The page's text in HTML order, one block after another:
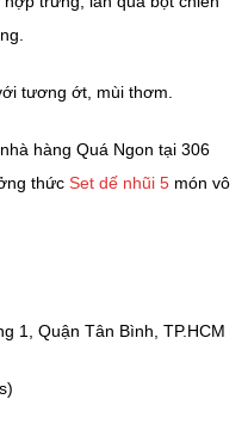
tương ớt, mùi thơm.
hàng Quá Ngon tại 306
thức Set dế nhũi 5 món vô
1, Quận Tân Bình, TP.HCM